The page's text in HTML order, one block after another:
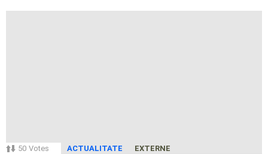
50 Votes ACTUALITATE EXTERNE